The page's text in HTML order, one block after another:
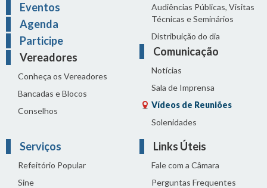
Eventos
Agenda
Participe
Vereadores
Conheça os Vereadores
Bancadas e Blocos
Conselhos
Audiências Públicas, Visitas
Técnicas e Seminários
Distribuição do dia
Comunicação
Notícias
Sala de Imprensa
Vídeos de Reuniões
Solenidades
Serviços
Refeitório Popular
Sine
Links Úteis
Fale com a Câmara
Perguntas Frequentes